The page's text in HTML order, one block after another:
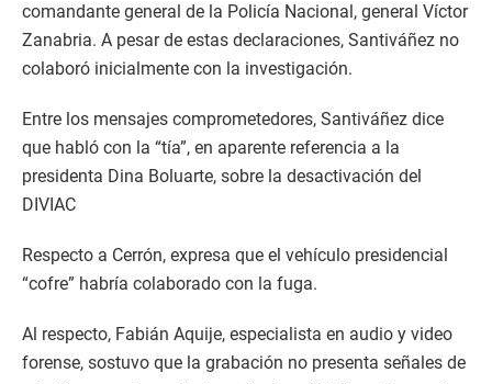
comandante general de la Policía Nacional, general Víctor
Zanabria. A pesar de estas declaraciones, Santiváñez no
colaboró inicialmente con la investigación.
Entre los mensajes comprometedores, Santiváñez dice
que habló con la “tía”, en aparente referencia a la
presidenta Dina Boluarte, sobre la desactivación del
DIVIAC
Respecto a Cerrón, expresa que el vehículo presidencial
“cofre” habría colaborado con la fuga.
Al respecto, Fabián Aquije, especialista en audio y video
forense, sostuvo que la grabación no presenta señales de